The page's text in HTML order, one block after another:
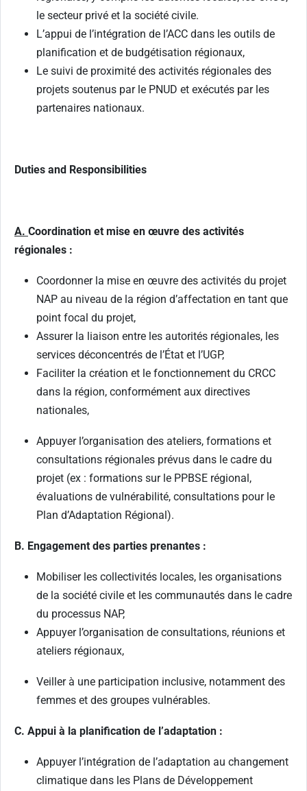
le secteur privé et la société civile.
L’appui de l’intégration de l’ACC dans les outils de
planification et de budgétisation régionaux,
Le suivi de proximité des activités régionales des
projets soutenus par le PNUD et exécutés par les
partenaires nationaux.
Duties and Responsibilities
A. Coordination et mise en œuvre des activités
régionales :
Coordonner la mise en œuvre des activités du projet
NAP au niveau de la région d’affectation en tant que
point focal du projet,
Assurer la liaison entre les autorités régionales, les
services déconcentrés de l’État et l’UGP,
Faciliter la création et le fonctionnement du CRCC
dans la région, conformément aux directives
nationales,
Appuyer l’organisation des ateliers, formations et
consultations régionales prévus dans le cadre du
projet (ex : formations sur le PPBSE régional,
évaluations de vulnérabilité, consultations pour le
Plan d’Adaptation Régional).
B. Engagement des parties prenantes :
Mobiliser les collectivités locales, les organisations
de la société civile et les communautés dans le cadre
du processus NAP,
Appuyer l’organisation de consultations, réunions et
ateliers régionaux,
Veiller à une participation inclusive, notamment des
femmes et des groupes vulnérables.
C. Appui à la planification de l’adaptation :
Appuyer l’intégration de l’adaptation au changement
climatique dans les Plans de Développement